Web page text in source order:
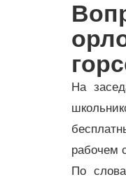
На
рабочем
По